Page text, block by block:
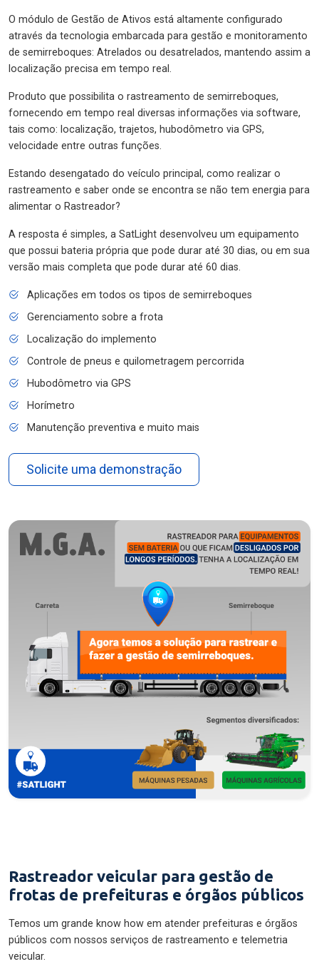
O módulo de Gestão de Ativos está altamente configurado
através da tecnologia embarcada para gestão e monitoramento
de semirreboques: Atrelados ou desatrelados, mantendo assim a
localização precisa em tempo real.
Produto que possibilita o rastreamento de semirreboques,
fornecendo em tempo real diversas informações via software,
tais como: localização, trajetos, hubodômetro via GPS,
velocidade entre outras funções.
Estando desengatado do veículo principal, como realizar o
rastreamento e saber onde se encontra se não tem energia para
alimentar o Rastreador?
A resposta é simples, a SatLight desenvolveu um equipamento
que possui bateria própria que pode durar até 30 dias, ou em sua
versão mais completa que pode durar até 60 dias.
Aplicações em todos os tipos de semirreboques
Gerenciamento sobre a frota
Localização do implemento
Controle de pneus e quilometragem percorrida
Hubodômetro via GPS
Horímetro
Manutenção preventiva e muito mais
Solicite uma demonstração
Rastreador veicular para gestão de
frotas de prefeituras e órgãos públicos
Temos um grande know how em atender prefeituras e órgãos
públicos com nossos serviços de rastreamento e telemetria
veicular.